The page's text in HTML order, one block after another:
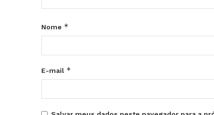
Nome *
E-mail *